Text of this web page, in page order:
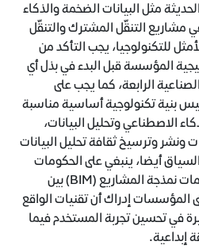
مثل البيانات الضخمة والذكاء
مشاريع التنقّل المشترك والتنقّل
للتكنولوجيا، يجب التأكد من
المؤسسة قبل البدء في بذل أي
الرابعة، كما يجب على
بنية تكنولوجية أساسية مناسبة
الاصطناعي وتحليل البيانات،
ونشر وترسيخ ثقافة تحليل البيانات
أيضا، ينبغي على الحكومات
الحرص على تكامل أنظمة معلومات نمذجة المشاريع (BIM) بين
إدراك أن تقنيات الواقع
في تحسين تجربة المستخدم فيما
إبداعية.